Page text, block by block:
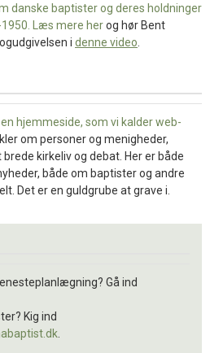
danske baptister og deres holdninger
Læs mere herog hør Bent
i denne video
hjemmeside, som vi kalder web-
om personer og menigheder,
kirkeliv og debat. Her er både
både om baptister og andre
Det er en guldgrube at grave i.
Gå ind
Kig ind